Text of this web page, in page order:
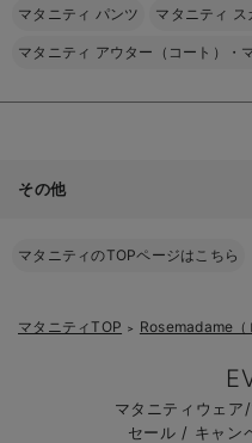
マタニティ パンツ マタニティ ス
マタニティ アウター（コート）・
その他
マタニティのTOPページはこちら
マタニティTOP ＞ Rosemadame（
マタニティウェ
セール / キャン